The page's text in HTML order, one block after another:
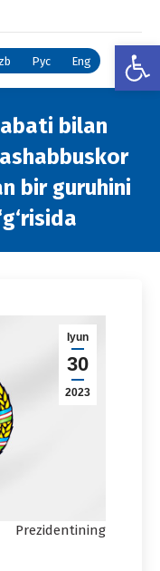
Рус Eng
bilan
bir guruhini
Iyun
30
2023